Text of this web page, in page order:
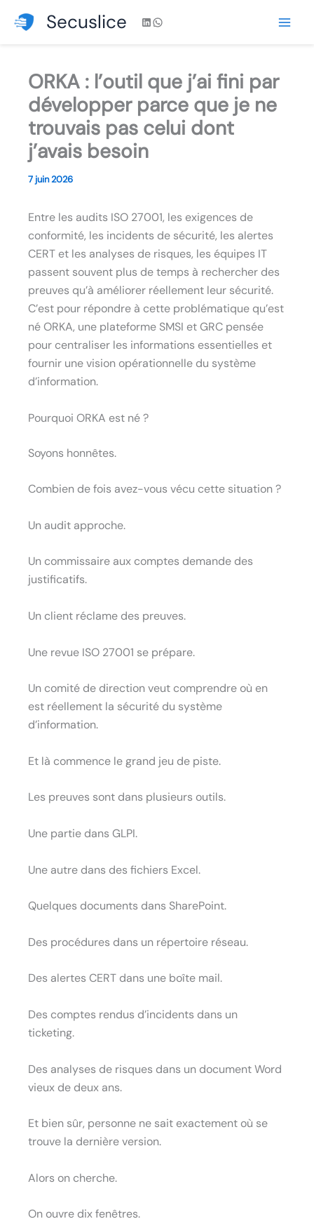
Secuslice LinkedIn
WhatsApp
ORKA : l’outil que j’ai fini par
développer parce que je ne
trouvais pas celui dont
j’avais besoin
7 juin 2026
Entre les audits ISO 27001, les exigences de
conformité, les incidents de sécurité, les alertes
CERT et les analyses de risques, les équipes IT
passent souvent plus de temps à rechercher des
preuves qu’à améliorer réellement leur sécurité.
C’est pour répondre à cette problématique qu’est
né ORKA, une plateforme SMSI et GRC pensée
pour centraliser les informations essentielles et
fournir une vision opérationnelle du système
d’information.
Pourquoi ORKA est né ?
Soyons honnêtes.
Combien de fois avez-vous vécu cette situation ?
Un audit approche.
Un commissaire aux comptes demande des
justificatifs.
Un client réclame des preuves.
Une revue ISO 27001 se prépare.
Un comité de direction veut comprendre où en
est réellement la sécurité du système
d’information.
Et là commence le grand jeu de piste.
Les preuves sont dans plusieurs outils.
Une partie dans GLPI.
Une autre dans des fichiers Excel.
Quelques documents dans SharePoint.
Des procédures dans un répertoire réseau.
Des alertes CERT dans une boîte mail.
Des comptes rendus d’incidents dans un
ticketing.
Des analyses de risques dans un document Word
vieux de deux ans.
Et bien sûr, personne ne sait exactement où se
trouve la dernière version.
Alors on cherche.
On ouvre dix fenêtres.